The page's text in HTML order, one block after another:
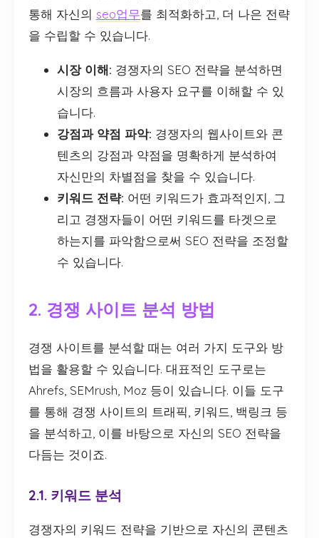
통해 자신의 seo업무를 최적화하고, 더 나은 전략
을 수립할 수 있습니다.
시장 이해: 경쟁자의 SEO 전략을 분석하면
시장의 흐름과 사용자 요구를 이해할 수 있
습니다.
강점과 약점 파악: 경쟁자의 웹사이트와 콘
텐츠의 강점과 약점을 명확하게 분석하여
자신만의 차별점을 찾을 수 있습니다.
키워드 전략: 어떤 키워드가 효과적인지, 그
리고 경쟁자들이 어떤 키워드를 타겟으로
하는지를 파악함으로써 SEO 전략을 조정할
수 있습니다.
2. 경쟁 사이트 분석 방법
경쟁 사이트를 분석할 때는 여러 가지 도구와 방
법을 활용할 수 있습니다. 대표적인 도구로는
Ahrefs, SEMrush, Moz 등이 있습니다. 이들 도구
를 통해 경쟁 사이트의 트래픽, 키워드, 백링크 등
을 분석하고, 이를 바탕으로 자신의 SEO 전략을
다듬는 것이죠.
2.1. 키워드 분석
경쟁자의 키워드 전략을 기반으로 자신의 콘텐츠